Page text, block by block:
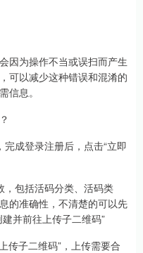
因为操作不当或误扫而产生
可以减少这种错误和混淆的
信息。
成登录注册后，点击“立即
，包括活码分类、活码类
的准确性，不清楚的可以先
并前往上传子二维码”
传子二维码”，上传需要合